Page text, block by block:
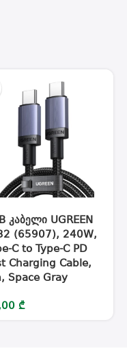
კაბელი UGREEN
(65907), 240W,
C to Type-C PD
Charging Cable,
Space Gray
₾